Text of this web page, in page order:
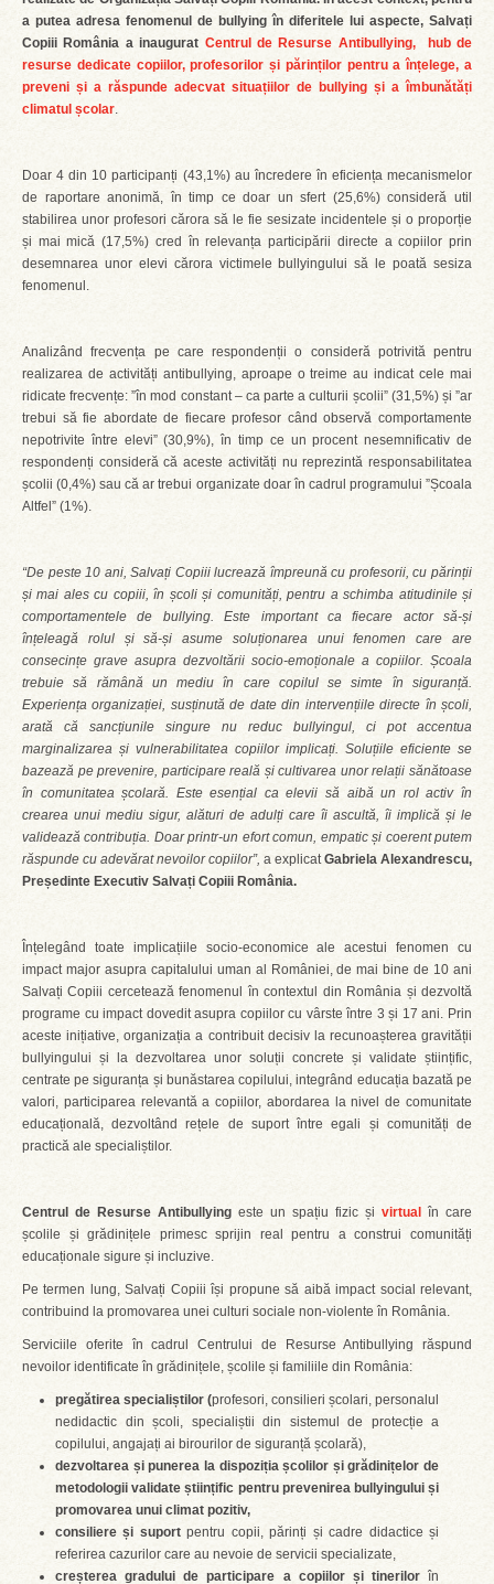
a putea adresa fenomenul de bullying în diferitele lui aspecte, Salvați
Copiii România a inaugurat Centrul de Resurse Antibullying, hub de
resurse dedicate copiilor, profesorilor și părinților pentru a înțelege, a
preveni și a răspunde adecvat situațiilor de bullying și a îmbunătăți
climatul școlar.
Doar 4 din 10 participanți (43,1%) au încredere în eficiența mecanismelor
de raportare anonimă, în timp ce doar un sfert (25,6%) consideră util
stabilirea unor profesori cărora să le fie sesizate incidentele și o proporție
și mai mică (17,5%) cred în relevanța participării directe a copiilor prin
desemnarea unor elevi cărora victimele bullyingului să le poată sesiza
fenomenul.
Analizând frecvența pe care respondenții o consideră potrivită pentru
realizarea de activități antibullying, aproape o treime au indicat cele mai
ridicate frecvențe: ”în mod constant – ca parte a culturii școlii” (31,5%) și ”ar
trebui să fie abordate de fiecare profesor când observă comportamente
nepotrivite între elevi” (30,9%), în timp ce un procent nesemnificativ de
respondenți consideră că aceste activități nu reprezintă responsabilitatea
școlii (0,4%) sau că ar trebui organizate doar în cadrul programului ”Școala
Altfel” (1%).
“De peste 10 ani, Salvați Copiii lucrează împreună cu profesorii, cu părinții
și mai ales cu copiii, în școli și comunități, pentru a schimba atitudinile și
comportamentele de bullying. Este important ca fiecare actor să-și
înțeleagă rolul și să-și asume soluționarea unui fenomen care are
consecințe grave asupra dezvoltării socio-emoționale a copiilor. Școala
trebuie să rămână un mediu în care copilul se simte în siguranță.
Experiența organizației, susținută de date din intervențiile directe în școli,
arată că sancțiunile singure nu reduc bullyingul, ci pot accentua
marginalizarea și vulnerabilitatea copiilor implicați. Soluțiile eficiente se
bazează pe prevenire, participare reală și cultivarea unor relații sănătoase
în comunitatea școlară. Este esențial ca elevii să aibă un rol activ în
crearea unui mediu sigur, alături de adulți care îi ascultă, îi implică și le
validează contribuția. Doar printr-un efort comun, empatic și coerent putem
răspunde cu adevărat nevoilor copiilor”, a explicatGabriela Alexandrescu,
Președinte Executiv Salvați Copiii România.
Înțelegând toate implicațiile socio-economice ale acestui fenomen cu
impact major asupra capitalului uman al României, de mai bine de 10 ani
Salvați Copiii cercetează fenomenul în contextul din România și dezvoltă
programe cu impact dovedit asupra copiilor cu vârste între 3 și 17 ani. Prin
aceste inițiative, organizația a contribuit decisiv la recunoașterea gravității
bullyingului și la dezvoltarea unor soluții concrete și validate științific,
centrate pe siguranța și bunăstarea copilului, integrând educația bazată pe
valori, participarea relevantă a copiilor, abordarea la nivel de comunitate
educațională, dezvoltând rețele de suport între egali și comunități de
practică ale specialiștilor.
Centrul de Resurse Antibullying este un spațiu fizic și virtual
în care
școlile și grădinițele primesc sprijin real pentru a construi comunități
educaționale sigure și incluzive.
Pe termen lung, Salvați Copiii își propune să aibă impact social relevant,
contribuind la promovarea unei culturi sociale non-violente în România.
Serviciile oferite în cadrul Centrului de Resurse Antibullying răspund
nevoilor identificate în grădinițele, școlile și familiile din România:
pregătirea specialiștilor (profesori, consilieri școlari, personalul
nedidactic din școli, specialiștii din sistemul de protecție a
copilului, angajați ai birourilor de siguranță școlară),
dezvoltarea și punerea la dispoziția școlilor și grădinițelor de
metodologii validate științific pentru prevenirea bullyingului și
promovarea unui climat pozitiv,
consiliere și suportpentru copii, părinți și cadre didactice și
referirea cazurilor care au nevoie de servicii specializate,
creșterea gradului de participare a copiilor și tinerilorîn